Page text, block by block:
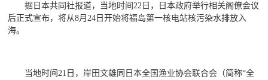
据日本共同社报道，当地时间22日，日本政府举行相关阁僚会议
后正式宣布，将从8月24日开始将福岛第一核电站核污染水排放入
海。
当地时间21日，岸田文雄同日本全国渔业协会联合会（简称“全